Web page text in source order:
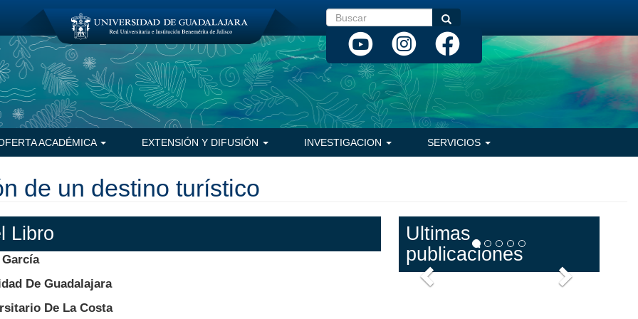
Buscar Buscar
ACADÉMICA EXTENSIÓN Y DIFUSIÓN INVESTIGACION SERVICIOS
de un destino turístico
Libro
De Guadalajara
De La Costa
Ultimas
publicaciones
Anterior Siguiente